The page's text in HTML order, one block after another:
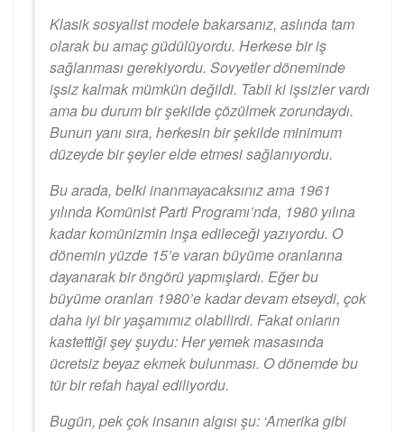
Klasik sosyalist modele bakarsanız, aslında tam
olarak bu amaç güdülüyordu. Herkese bir iş
sağlanması gerekiyordu. Sovyetler döneminde
işsiz kalmak mümkün değildi. Tabii ki işsizler vardı
ama bu durum bir şekilde çözülmek zorundaydı.
Bunun yanı sıra, herkesin bir şekilde minimum
düzeyde bir şeyler elde etmesi sağlanıyordu.
Bu arada, belki inanmayacaksınız ama 1961
yılında Komünist Parti Programı’nda, 1980 yılına
kadar komünizmin inşa edileceği yazıyordu. O
dönemin yüzde 15’e varan büyüme oranlarına
dayanarak bir öngörü yapmışlardı. Eğer bu
büyüme oranları 1980’e kadar devam etseydi, çok
daha iyi bir yaşamımız olabilirdi. Fakat onların
kastettiği şey şuydu: Her yemek masasında
ücretsiz beyaz ekmek bulunması. O dönemde bu
tür bir refah hayal ediliyordu.
Bugün, pek çok insanın algısı şu: ‘Amerika gibi